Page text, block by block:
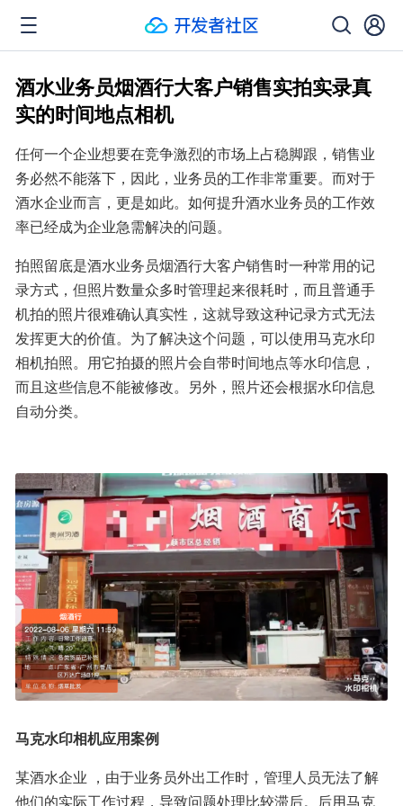
酒水业务员烟酒行大客户销售实拍实录真
实的时间地点相机
任何一个企业想要在竞争激烈的市场上占稳脚跟，销售业
务必然不能落下，因此，业务员的工作非常重要。而对于
酒水企业而言，更是如此。如何提升酒水业务员的工作效
率已经成为企业急需解决的问题。
拍照留底是酒水业务员烟酒行大客户销售时一种常用的记
录方式，但照片数量众多时管理起来很耗时，而且普通手
机拍的照片很难确认真实性，这就导致这种记录方式无法
发挥更大的价值。为了解决这个问题，可以使用马克水印
相机拍照。用它拍摄的照片会自带时间地点等水印信息，
而且这些信息不能被修改。另外，照片还会根据水印信息
自动分类。
马克水印相机应用案例
某酒水企业 ，由于业务员外出工作时，管理人员无法了解
他们的实际工作过程，导致问题处理比较滞后。后用马克